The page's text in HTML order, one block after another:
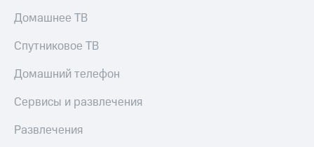
Домашнее ТВ
Спутниковое ТВ
Домашний телефон
Сервисы и развлечения
Развлечения